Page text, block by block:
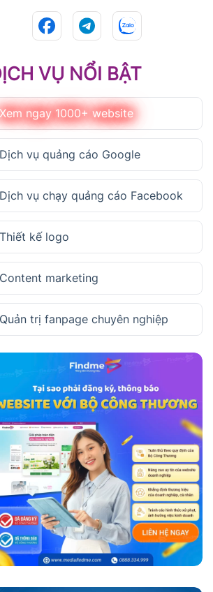
VỤ NỔI BẬT
Xem ngay 1000+ website
Dịch vụ quảng cáo Google
Dịch vụ chạy quảng cáo Facebook
Thiết kế logo
Content marketing
Quản trị fanpage chuyên nghiệp